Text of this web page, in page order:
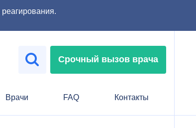
Срочный вызов врача
Врачи FAQ Контакты